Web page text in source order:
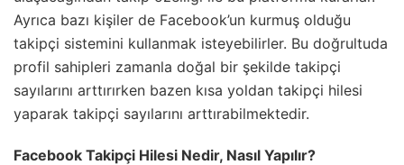
Ayrıca bazı kişiler de Facebook’un kurmuş olduğu
takipçi sistemini kullanmak isteyebilirler. Bu doğrultuda
profil sahipleri zamanla doğal bir şekilde takipçi
sayılarını arttırırken bazen kısa yoldan takipçi hilesi
yaparak takipçi sayılarını arttırabilmektedir.
Facebook Takipçi Hilesi Nedir, Nasıl Yapılır?